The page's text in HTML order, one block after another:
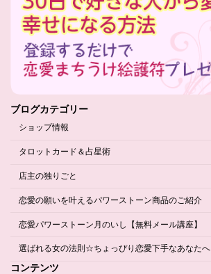
ブログカテゴリー
ショップ情報
タロットカード＆占星術
店主の独りごと
恋愛の願いを叶えるパワーストーン商品のご紹介
恋愛パワーストーン月のいし【無料メール講座】
選ばれる女の法則☆ちょっぴり恋愛下手なあなたへ
コンテンツ